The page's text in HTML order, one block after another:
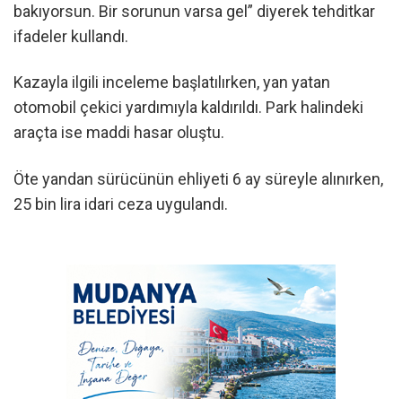
bakıyorsun. Bir sorunun varsa gel” diyerek tehditkar
ifadeler kullandı.
Kazayla ilgili inceleme başlatılırken, yan yatan
otomobil çekici yardımıyla kaldırıldı. Park halindeki
araçta ise maddi hasar oluştu.
Öte yandan sürücünün ehliyeti 6 ay süreyle alınırken,
25 bin lira idari ceza uygulandı.